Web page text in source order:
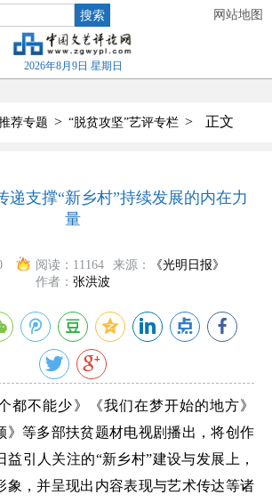
搜索 网站地图
2026年8月9日 星期日
荐专题 > “脱贫攻坚”艺评专栏 > 正文
递支撑“新乡村”持续发展的内在力
量
阅读： 11164 来源：
《光明日报》
作者： 张洪波
不能少》《我们在梦开始的地方》
》等多部扶贫题材电视剧播出，将创作
益引人关注的“新乡村”建设与发展上，
象，并呈现出内容表现与艺术传达等诸